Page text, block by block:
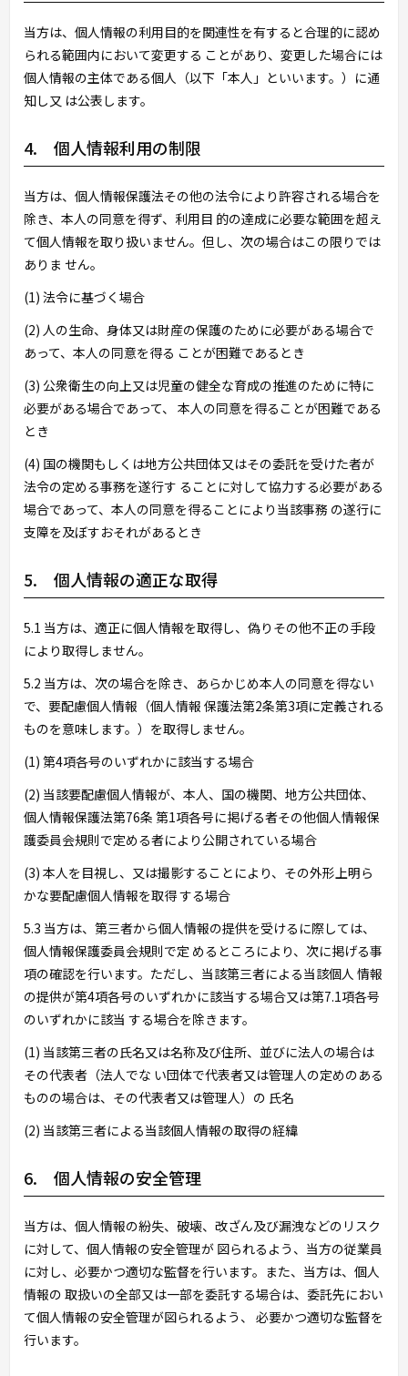
当方は、個人情報の利用目的を関連性を有すると合理的に認め
られる範囲内において変更する ことがあり、変更した場合には
個人情報の主体である個人（以下「本人」といいます。）に通
知し又 は公表します。
4. 個人情報利用の制限
当方は、個人情報保護法その他の法令により許容される場合を
除き、本人の同意を得ず、利用目 的の達成に必要な範囲を超え
て個人情報を取り扱いません。但し、次の場合はこの限りでは
ありま せん。
(1) 法令に基づく場合
(2) 人の生命、身体又は財産の保護のために必要がある場合で
あって、本人の同意を得る ことが困難であるとき
(3) 公衆衛生の向上又は児童の健全な育成の推進のために特に
必要がある場合であって、 本人の同意を得ることが困難である
とき
(4) 国の機関もしくは地方公共団体又はその委託を受けた者が
法令の定める事務を遂行す ることに対して協力する必要がある
場合であって、本人の同意を得ることにより当該事務 の遂行に
支障を及ぼすおそれがあるとき
5. 個人情報の適正な取得
5.1 当方は、適正に個人情報を取得し、偽りその他不正の手段
により取得しません。
5.2 当方は、次の場合を除き、あらかじめ本人の同意を得ない
で、要配慮個人情報（個人情報 保護法第2条第3項に定義される
ものを意味します。）を取得しません。
(1) 第4項各号のいずれかに該当する場合
(2) 当該要配慮個人情報が、本人、国の機関、地方公共団体、
個人情報保護法第76条 第1項各号に掲げる者その他個人情報保
護委員会規則で定める者により公開されている場合
(3) 本人を目視し、又は撮影することにより、その外形上明ら
かな要配慮個人情報を取得 する場合
5.3 当方は、第三者から個人情報の提供を受けるに際しては、
個人情報保護委員会規則で定 めるところにより、次に掲げる事
項の確認を行います。ただし、当該第三者による当該個人 情報
の提供が第4項各号のいずれかに該当する場合又は第7.1項各号
のいずれかに該当 する場合を除きます。
(1) 当該第三者の氏名又は名称及び住所、並びに法人の場合は
その代表者（法人でな い団体で代表者又は管理人の定めのある
ものの場合は、その代表者又は管理人）の 氏名
(2) 当該第三者による当該個人情報の取得の経緯
6. 個人情報の安全管理
当方は、個人情報の紛失、破壊、改ざん及び漏洩などのリスク
に対して、個人情報の安全管理が 図られるよう、当方の従業員
に対し、必要かつ適切な監督を行います。また、当方は、個人
情報の 取扱いの全部又は一部を委託する場合は、委託先におい
て個人情報の安全管理が図られるよう、 必要かつ適切な監督を
行います。